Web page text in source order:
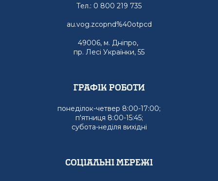
Тел.: 0 800 219 735
au.vog.zcopnd%40otpcd
49006, м. Дніпро,
пр. Лесі Українки, 55
графік роботи
понеділок-четвер 8:00-17:00;
п'ятниця 8:00-15:45;
субота-неділя вихідні
Соціальні мережі